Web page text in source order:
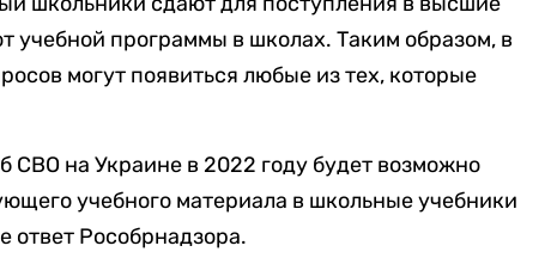
учебной программы в школах.Таким образом, в
могут появиться любые из тех, которые
СВО на Украине в 2022 году будет возможно
учебного материала в школьные учебники
ответ Рособрнадзора.